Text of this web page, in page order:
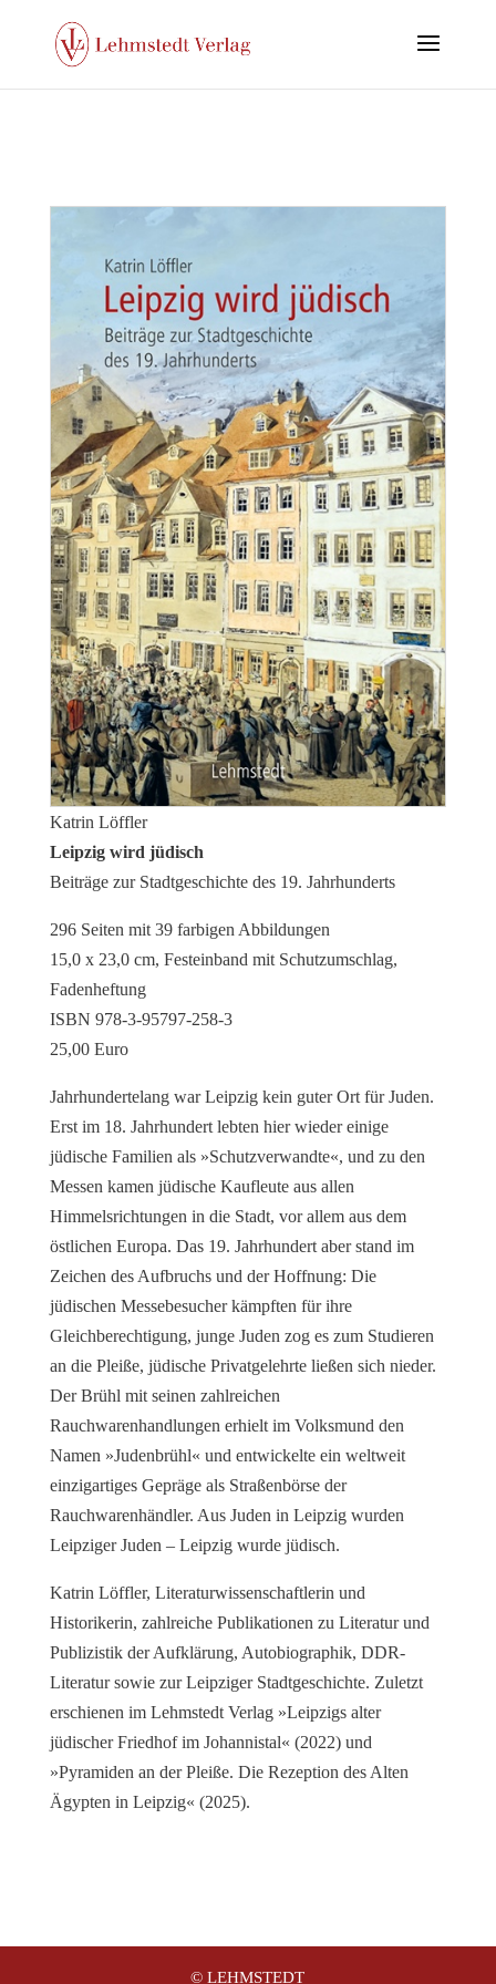
Katrin Löffler
Leipzig wird jüdisch
Beiträge zur Stadtgeschichte des 19. Jahrhunderts
296 Seiten mit 39 farbigen Abbildungen
15,0 x 23,0 cm, Festeinband mit Schutzumschlag,
Fadenheftung
ISBN 978-3-95797-258-3
25,00 Euro
Jahrhundertelang war Leipzig kein guter Ort für Juden.
Erst im 18. Jahrhundert lebten hier wieder einige
jüdische Familien als »Schutzverwandte«, und zu den
Messen kamen jüdische Kaufleute aus allen
Himmelsrichtungen in die Stadt, vor allem aus dem
östlichen Europa. Das 19. Jahrhundert aber stand im
Zeichen des Aufbruchs und der Hoffnung: Die
jüdischen Messebesucher kämpften für ihre
Gleichberechtigung, junge Juden zog es zum Studieren
an die Pleiße, jüdische Privatgelehrte ließen sich nieder.
Der Brühl mit seinen zahlreichen
Rauchwarenhandlungen erhielt im Volksmund den
Namen »Judenbrühl« und entwickelte ein weltweit
einzigartiges Gepräge als Straßenbörse der
Rauchwarenhändler. Aus Juden in Leipzig wurden
Leipziger Juden – Leipzig wurde jüdisch.
Katrin Löffler, Literaturwissenschaftlerin und
Historikerin, zahlreiche Publikationen zu Literatur und
Publizistik der Aufklärung, Autobiographik, DDR-
Literatur sowie zur Leipziger Stadtgeschichte. Zuletzt
erschienen im Lehmstedt Verlag »Leipzigs alter
jüdischer Friedhof im Johannistal« (2022) und
»Pyramiden an der Pleiße. Die Rezeption des Alten
Ägypten in Leipzig« (2025).
© LEHMSTEDT